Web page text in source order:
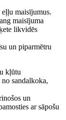
eļļu maisījumus.
maisījuma
likvidēs
un piparmētru
kļūtu
sandalkoka,
un
ar sāpošu